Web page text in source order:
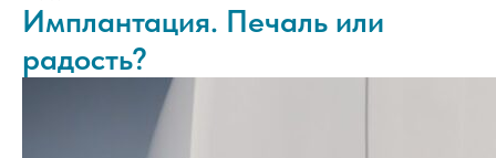
Имплантация. Печаль или
радость?